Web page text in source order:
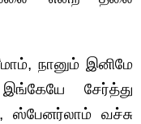
நானும் இனிமே
சேர்த்து
ஸ்பேனர்லாம் வச்சு